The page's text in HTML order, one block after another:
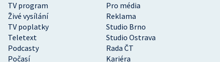
TV program
Pro média
Živé vysílání
Reklama
TV poplatky
Studio Brno
Teletext
Studio Ostrava
Podcasty
Rada ČT
Počasí
Kariéra